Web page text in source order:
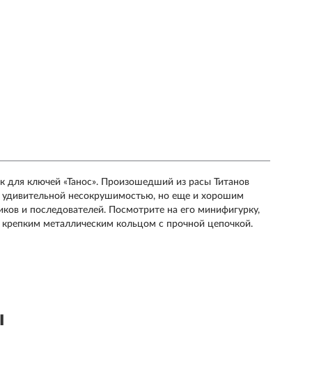
для ключей «Танос». Произошедший из расы Титанов
удивительной несокрушимостью, но еще и хорошим
и последователей. Посмотрите на его минифигурку,
металлическим кольцом с прочной цепочкой.